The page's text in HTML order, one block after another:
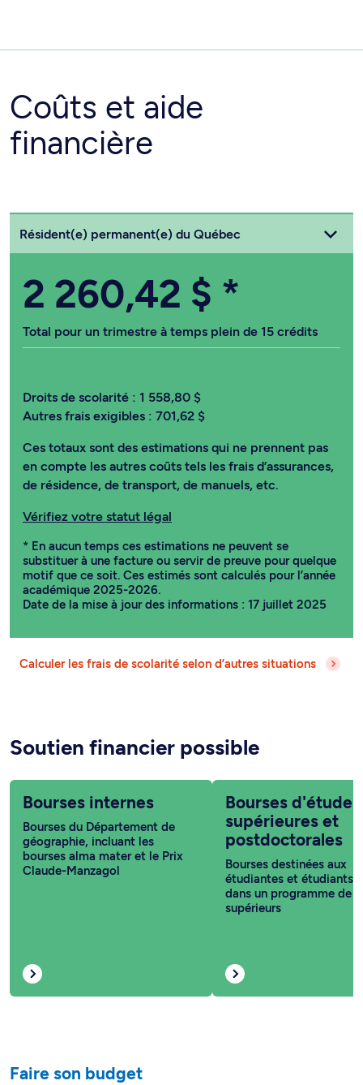
Coûts et aide
financière
Choisissez votre statut
Résident(e) permanent(e) du Québec
2 260,42 $ *
Total pour un trimestre à temps plein de 15 crédits
Droits de scolarité : 1 558,80 $
Autres frais exigibles : 701,62 $
Ces totaux sont des estimations qui ne prennent pas
en compte les autres coûts tels les frais d’assurances,
de résidence, de transport, de manuels, etc.
Vérifiez votre statut légal
* En aucun temps ces estimations ne peuvent se
substituer à une facture ou servir de preuve pour quelque
motif que ce soit. Ces estimés sont calculés pour l’année
académique 2025-2026.
Date de la mise à jour des informations : 17 juillet 2025
Calculer les frais de scolarité selon d’autres situations
Soutien financier possible
Bourses internes
Bourses du Département de
géographie, incluant les
bourses alma mater et le Prix
Claude-Manzagol
Bourses d'études
supérieures et
postdoctorales
Bourses destinées aux
étudiantes et étudiants
dans un programme de
supérieurs
Faire son budget